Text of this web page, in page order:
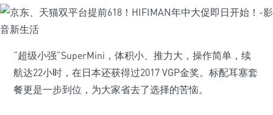
“超级小强”SuperMini，体积小、推力大，操作简单，续
航达22小时，在日本还获得过2017 VGP金奖。标配耳塞套
餐更是一步到位，为大家省去了选择的苦恼。